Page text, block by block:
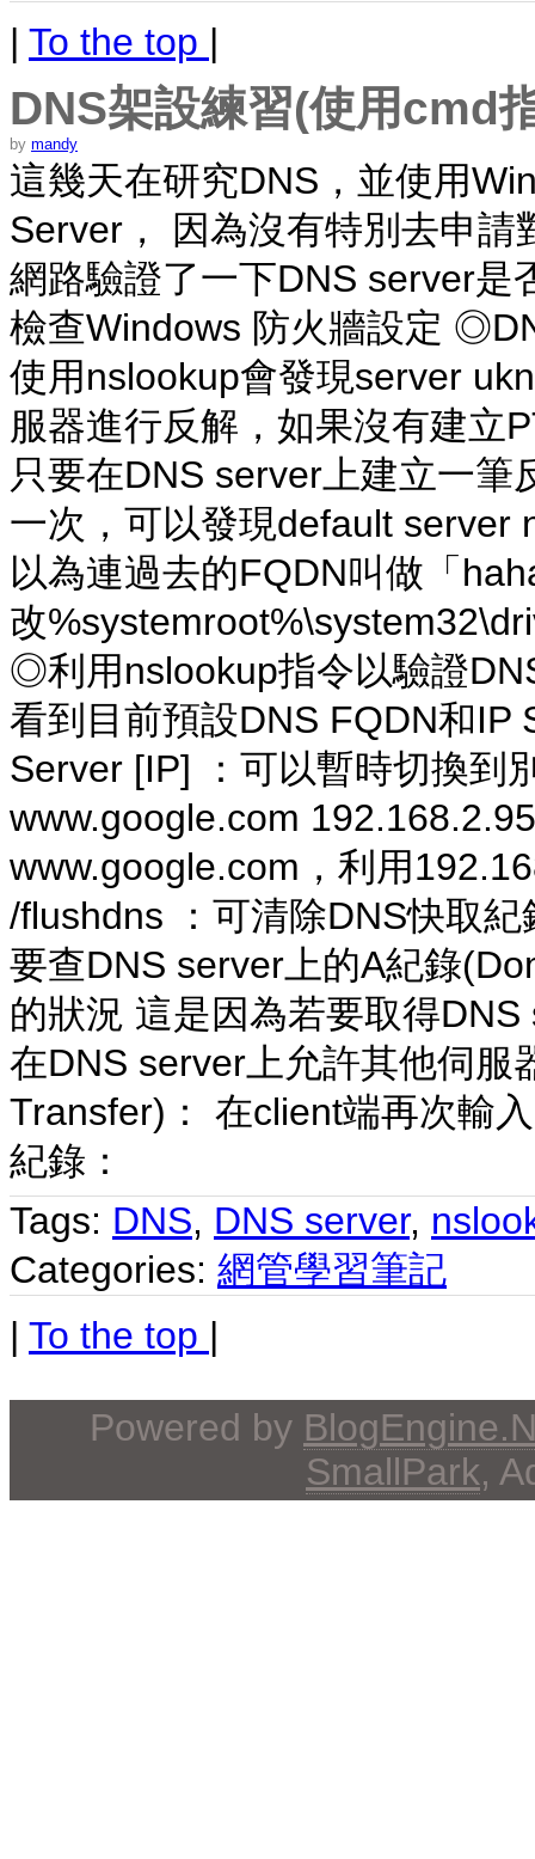
| To the top |
DNS架設練習(使用cmd
by mandy
這幾天在研究DNS，並使用
Server， 因為沒有特別去申
網路驗證了一下DNS server
檢查Windows 防火牆設定
使用nslookup會發現server
服器進行反解，如果沒有建立
只要在DNS server上建立一
一次，可以發現default
以為連過去的FQDN叫做「
改
◎利用nslookup指令以驗證
看到目前預設DNS FQDN和IP
Server [IP] ：可以暫時切換到
www.google.com
www.google.com，利用
/flushdns ：可清除DNS快取
要查DNS server上的A紀錄
的狀況 這是因為若要取得
在DNS server上允許其他伺服
Transfer)： 在client端再次輸
紀錄：
Tags: DNS, DNS server,
Categories: 網管學習筆記
| To the top |
Powered by
SmallPark,